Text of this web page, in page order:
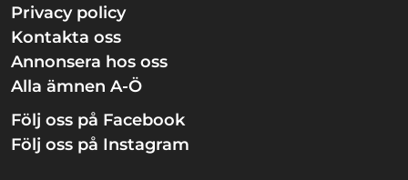
Privacy policy
Kontakta oss
Annonsera hos oss
Alla ämnen A-Ö
Följ oss på Facebook
Följ oss på Instagram